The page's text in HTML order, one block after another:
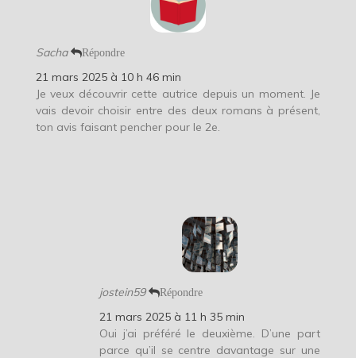
Sacha Répondre
21 mars 2025 à 10 h 46 min
Je veux découvrir cette autrice depuis un moment. Je
vais devoir choisir entre des deux romans à présent,
ton avis faisant pencher pour le 2e.
jostein59 Répondre
21 mars 2025 à 11 h 35 min
Oui j’ai préféré le deuxième. D’une part
parce qu’il se centre davantage sur une